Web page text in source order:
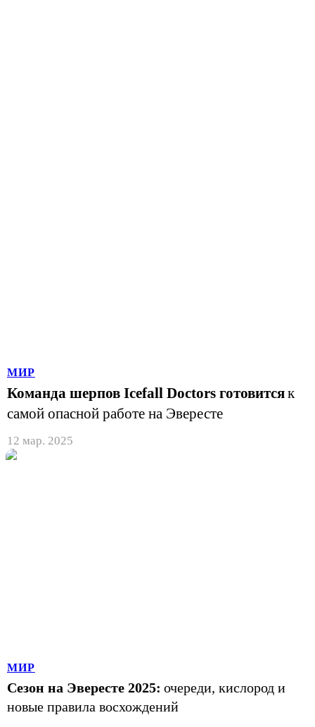
МИР
Команда шерпов Icefall Doctors готовитсяк
самой опасной работе на Эвересте
12 мар. 2025
МИР
Сезон на Эвересте 2025: очереди, кислород и
новые правила восхождений